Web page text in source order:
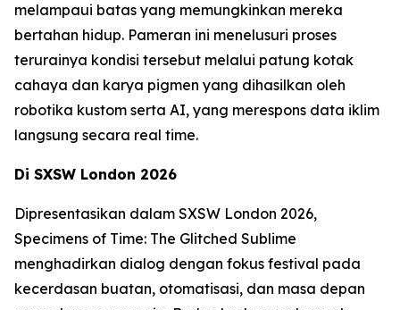
melampaui batas yang memungkinkan mereka
bertahan hidup. Pameran ini menelusuri proses
terurainya kondisi tersebut melalui patung kotak
cahaya dan karya pigmen yang dihasilkan oleh
robotika kustom serta AI, yang merespons data iklim
langsung secara real time.
Di SXSW London 2026
Dipresentasikan dalam SXSW London 2026,
Specimens of Time: The Glitched Sublime
menghadirkan dialog dengan fokus festival pada
kecerdasan buatan, otomatisasi, dan masa depan